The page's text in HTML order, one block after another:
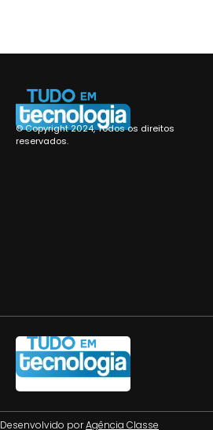
© Copyright 2024, Todos os direitos
reservados.
Desenvolvido porAgência Classe